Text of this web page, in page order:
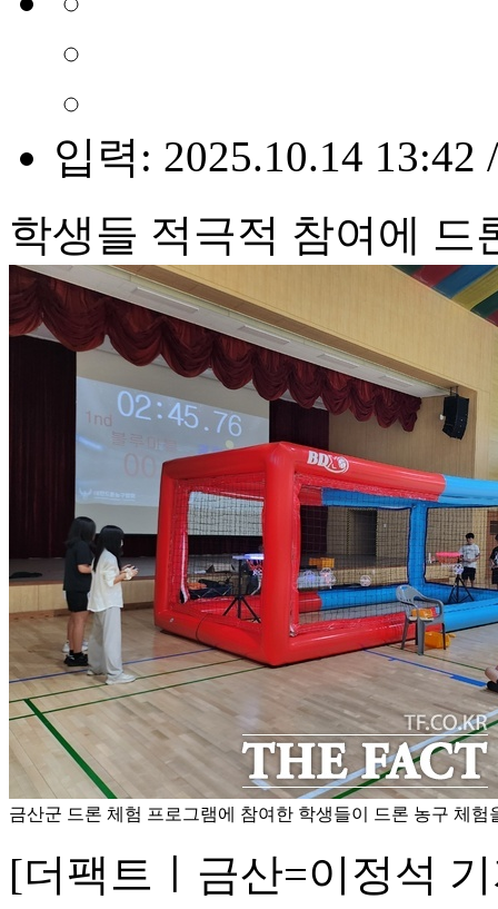
입력: 2025.10.14 13:42
학생들 적극적 참여에 드
금산군 드론 체험 프로그램에 참여한 학생들이 드론 농구 체험
[더팩트ㅣ금산=이정석